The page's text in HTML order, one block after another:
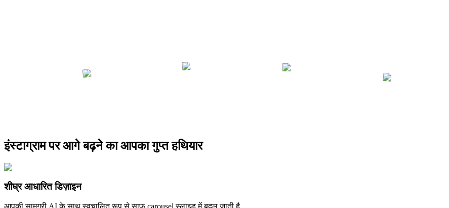
इंस्टाग्राम पर आगे बढ़ने का आपका गुप्त हथियार
शीघ्र आधारित डिज़ाइन